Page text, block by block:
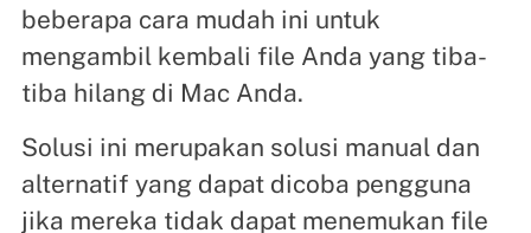
beberapa cara mudah ini untuk
mengambil kembali file Anda yang tiba-
tiba hilang di Mac Anda.
Solusi ini merupakan solusi manual dan
alternatif yang dapat dicoba pengguna
jika mereka tidak dapat menemukan file